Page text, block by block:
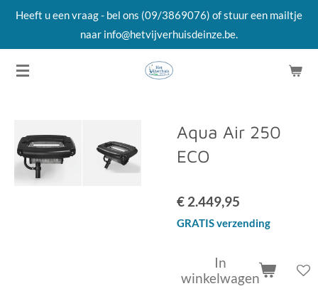
Ga
de
Heeft u een vraag - bel ons (09/3869076) of stuur een mailtje
naar info@hetvijverhuisdeinze.be.
Aqua Air 250
ECO
€ 2.449,95
GRATIS verzending
In
winkelwagen